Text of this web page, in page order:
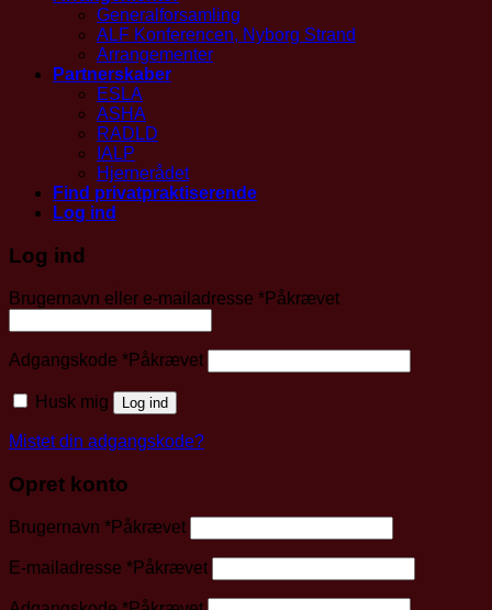
Generalforsamling
ALF Konferencen, Nyborg Strand
Arrangementer
Partnerskaber
ESLA
ASHA
RADLD
IALP
Hjernerådet
Find privatpraktiserende
Log ind
Log ind
Brugernavn eller e-mailadresse *Påkrævet
Adgangskode *Påkrævet
Husk mig Log ind
Mistet din adgangskode?
Opret konto
Brugernavn *Påkrævet
E-mailadresse *Påkrævet